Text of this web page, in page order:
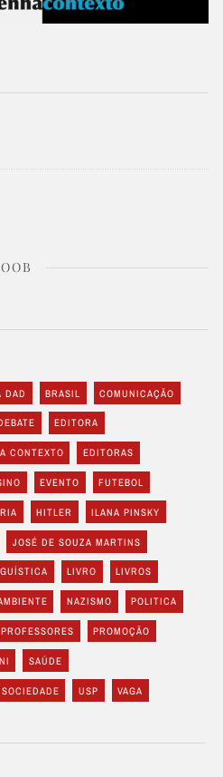
DAD BRASIL COMUNICAÇÃO
EDITORA
CONTEXTO EDITORAS
EVENTO FUTEBOL
HITLER ILANA PINSKY
JOSÉ DE SOUZA MARTINS
LIVRO LIVROS
NAZISMO POLITICA
PROFESSORES PROMOÇÃO
SAÚDE
SOCIEDADE USP VAGA